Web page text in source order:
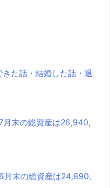
た話・結婚した話・退
月末の総資産は26,940,
月末の総資産は24,890,